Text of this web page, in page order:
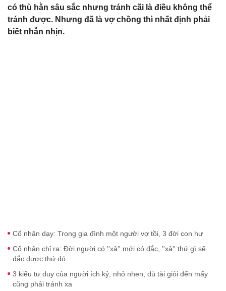
có thù hằn sâu sắc nhưng tránh cãi là điều không thể
tránh được. Nhưng đã là vợ chồng thì nhất định phải
biết nhẫn nhịn.
Cổ nhân dạy: Trong gia đình một người vợ tồi, 3 đời con hư
Cổ nhân chỉ ra: Đời người có ''xả'' mới có đắc, ''xả'' thứ gì sẽ
đắc được thứ đó
3 kiểu tư duy của người ích kỷ, nhỏ nhen, dù tài giỏi đến mấy
cũng phải tránh xa